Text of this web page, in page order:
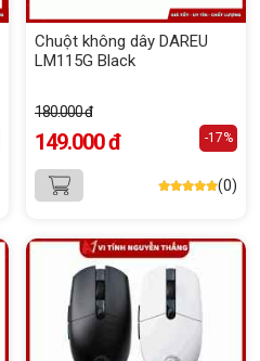
Chuột không dây DAREU
LM115G Black
180.000 đ
149.000 đ -17%
(0)